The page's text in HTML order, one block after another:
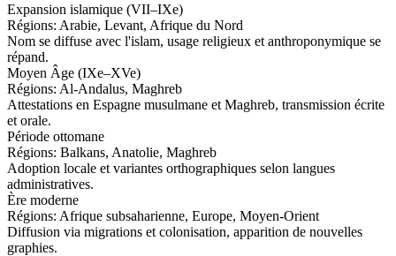
Expansion islamique (VII–IXe)
Régions: Arabie, Levant, Afrique du Nord
Nom se diffuse avec l'islam, usage religieux et anthroponymique se
répand.
Moyen Âge (IXe–XVe)
Régions: Al-Andalus, Maghreb
Attestations en Espagne musulmane et Maghreb, transmission écrite
et orale.
Période ottomane
Régions: Balkans, Anatolie, Maghreb
Adoption locale et variantes orthographiques selon langues
administratives.
Ère moderne
Régions: Afrique subsaharienne, Europe, Moyen-Orient
Diffusion via migrations et colonisation, apparition de nouvelles
graphies.